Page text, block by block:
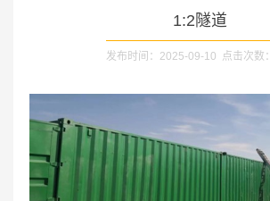
1:2隧道
发布时间：2025-09-10 点击次数：